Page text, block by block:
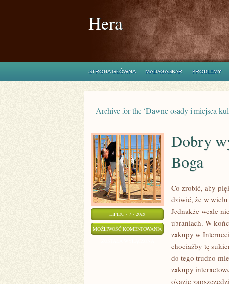
Hera
STRONA GŁÓWNA MADAGASKAR PROBLEMY
Archive for the ‘Dawne osady i miejsca
LIPIEC - 7 - 2025
MOŻLIWOŚĆ KOMENTOWANIA
Dobry
Boga
Co zrobić, aby
dziwić, że w wielu
Jednakże wcale
ubraniach. W
zakupy w
chociażby tę
do tego trudno
zakupy
okazję